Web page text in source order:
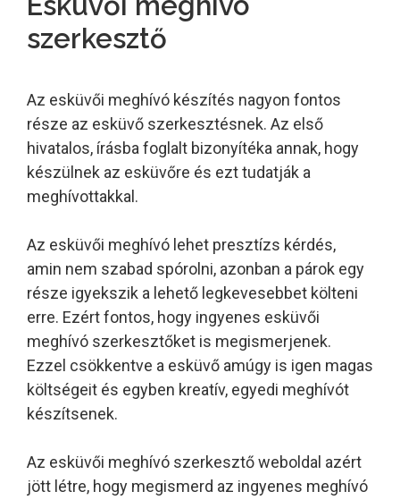
szerkesztő
Az esküvői meghívó készítés nagyon fontos
része az esküvő szerkesztésnek. Az első
hivatalos, írásba foglalt bizonyítéka annak, hogy
készülnek az esküvőre és ezt tudatják a
meghívottakkal.
Az esküvői meghívó lehet presztízs kérdés,
amin nem szabad spórolni, azonban a párok egy
része igyekszik a lehető legkevesebbet költeni
erre. Ezért fontos, hogy ingyenes esküvői
meghívó szerkesztőket is megismerjenek.
Ezzel csökkentve a esküvő amúgy is igen magas
költségeit és egyben kreatív, egyedi meghívót
készítsenek.
Az esküvői meghívó szerkesztő weboldal azért
jött létre, hogy megismerd az ingyenes meghívó